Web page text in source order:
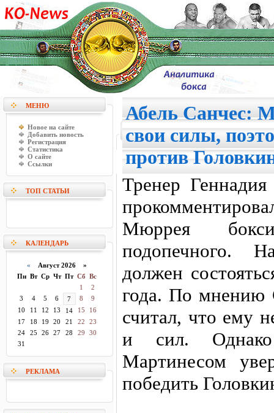
МЕНЮ
Новое на сайте
Добавить новость
Регистрация
Статистика
О сайте
Ссылки
ТОП СТАТЬИ
КАЛЕНДАРЬ
« Август 2026 »
Пн Вт Ср Чт Пт Сб Вс
1
2
3
4 5 6 7 8
9
10
11 12 13 14 15
16
17
18 19 20 21 22
23
24
25 26 27 28 29
30
31
РЕКЛАМА
Абель Санчес:
свои силы,
против
Тренер
Мюррея
подопечного.
должен
года. По мнению
считал, что ему
и сил.
Мартинесом
победить